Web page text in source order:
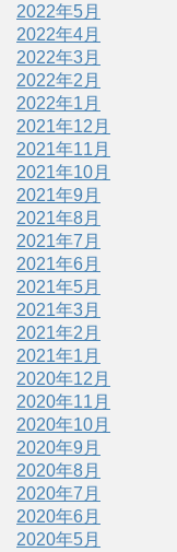
2022年5月
2022年4月
2022年3月
2022年2月
2022年1月
2021年12月
2021年11月
2021年10月
2021年9月
2021年8月
2021年7月
2021年6月
2021年5月
2021年3月
2021年2月
2021年1月
2020年12月
2020年11月
2020年10月
2020年9月
2020年8月
2020年7月
2020年6月
2020年5月